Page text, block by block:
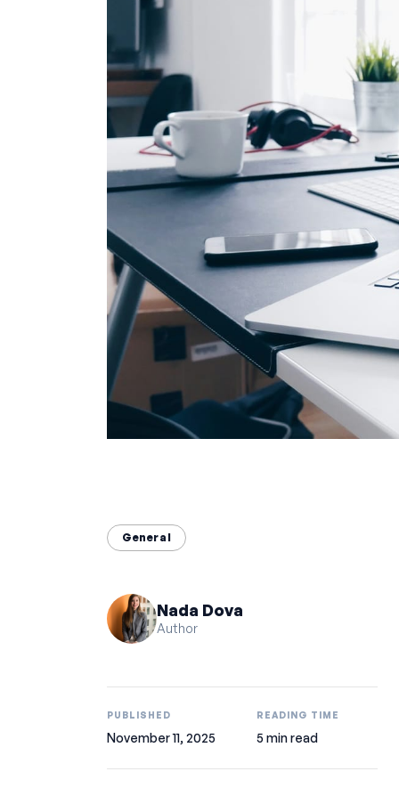
General
Nada Dova
Author
PUBLISHED
November 11, 2025
READING TIME
5 min read